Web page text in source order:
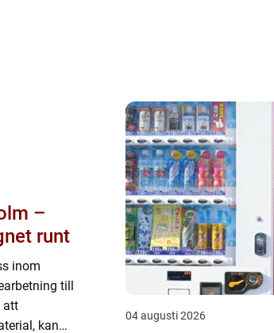
–
runt
inom
till
att
kan
04 augusti 2026